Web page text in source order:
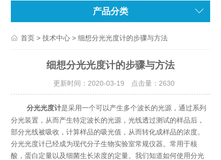
产品分类
首页 >技术中心 > 细想分光光度计的步骤与方法
细想分光光度计的步骤与方法
更新时间：2020-03-19 点击量： 2630
分光光度计是采用一个可以产生多个波长的光源，通过系列
分光装置，从而产生特定波长的光源，光线透过测试的样品后，
部分光线被吸收，计算样品的吸光值，从而转化成样品的浓度。
分光光度计已经成为现代分子生物实验室常规仪器。常用于核
酸，蛋白定量以及细菌生长浓度的定量。我们知道如何使用分光